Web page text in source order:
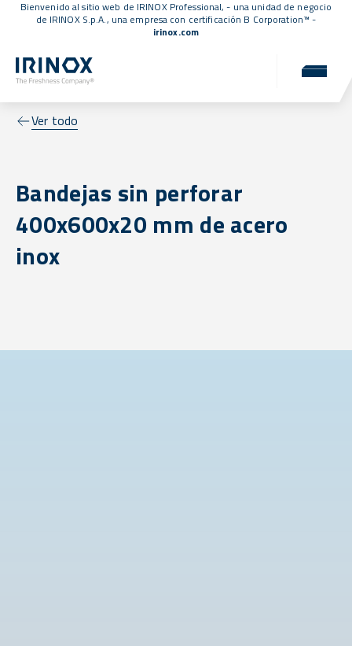
Bienvenido al sitio web de IRINOX Professional, - una unidad de negocio
de IRINOX S.p.A., una empresa con certificación B Corporation™ -
irinox.com
Ver todo
Bandejas sin perforar
400x600x20 mm de acero
inox